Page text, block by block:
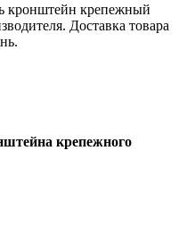
кронштейн крепежный
Доставка товара
крепежного